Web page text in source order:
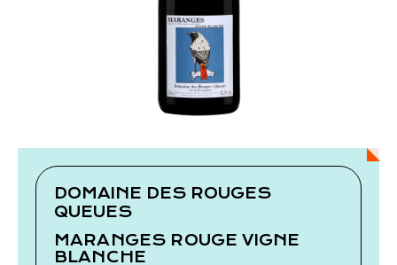
Paramétrer les cookies
DOMAINE DES ROUGES
QUEUES
MARANGES ROUGE VIGNE
BLANCHE